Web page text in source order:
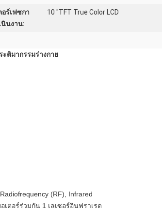
อร์เฟซกา
นินงาน:
10 "TFT True Color LCD
ติมากรรมร่างกาย
(RF), Infrared
ตอร์ร่วมกัน 1 เลเซอร์อินฟราเรด